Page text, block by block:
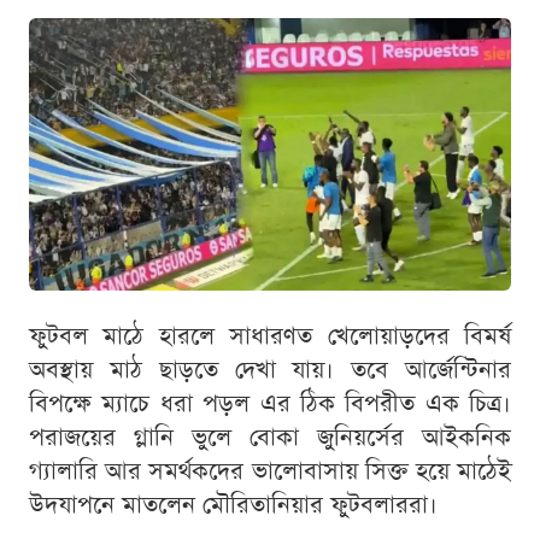
ফুটবল মাঠে হারলে সাধারণত খেলোয়াড়দের বিমর্ষ
অবস্থায় মাঠ ছাড়তে দেখা যায়। তবে আর্জেন্টিনার
বিপক্ষে ম্যাচে ধরা পড়ল এর ঠিক বিপরীত এক চিত্র।
পরাজয়ের গ্লানি ভুলে বোকা জুনিয়র্সের আইকনিক
গ্যালারি আর সমর্থকদের ভালোবাসায় সিক্ত হয়ে মাঠেই
উদযাপনে মাতলেন মৌরিতানিয়ার ফুটবলাররা।